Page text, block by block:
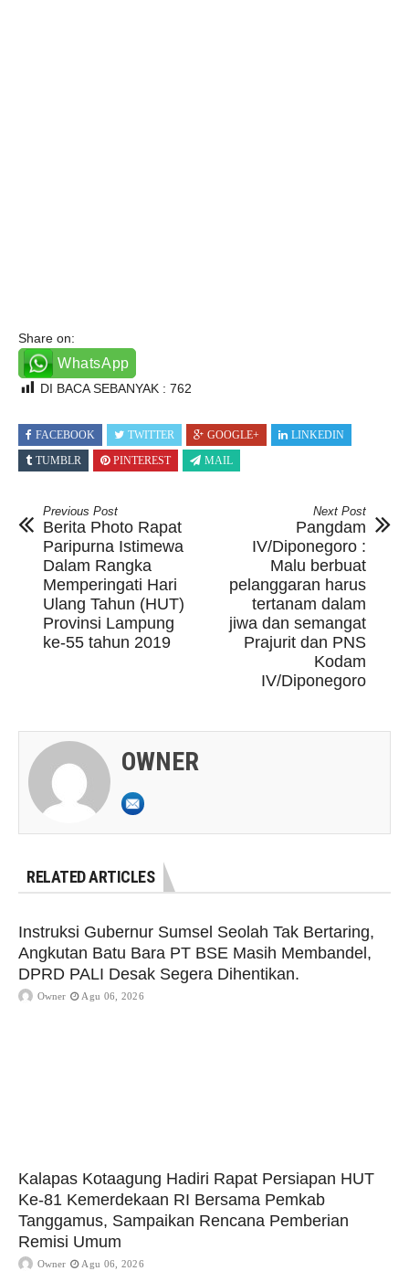
Share on:
WhatsApp
DI BACA SEBANYAK : 762
FACEBOOK TWITTER GOOGLE+
LINKEDIN
TUMBLR
PINTEREST MAIL
Previous Post
Berita Photo Rapat
Paripurna Istimewa
Dalam Rangka
Memperingati Hari
Ulang Tahun (HUT)
Provinsi Lampung
ke-55 tahun 2019
Next Post
Pangdam
IV/Diponegoro :
Malu berbuat
pelanggaran harus
tertanam dalam
jiwa dan semangat
Prajurit dan PNS
Kodam
IV/Diponegoro
OWNER
RELATED ARTICLES
Instruksi Gubernur Sumsel Seolah Tak Bertaring,
Angkutan Batu Bara PT BSE Masih Membandel,
DPRD PALI Desak Segera Dihentikan.
Owner Agu 06, 2026
Kalapas Kotaagung Hadiri Rapat Persiapan HUT
Ke-81 Kemerdekaan RI Bersama Pemkab
Tanggamus, Sampaikan Rencana Pemberian
Remisi Umum
Owner Agu 06, 2026